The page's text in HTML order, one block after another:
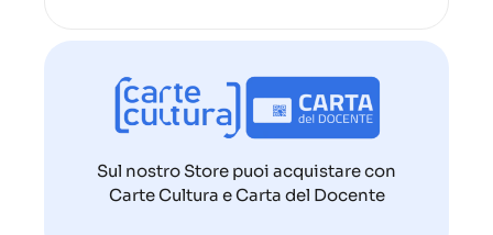
Sul nostro Store puoi acquistare con
Carte Cultura e Carta del Docente